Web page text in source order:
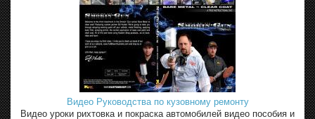
Видео Руководства по кузовному ремонту
Видео уроки рихтовка и покраска автомобилей видео пособия и